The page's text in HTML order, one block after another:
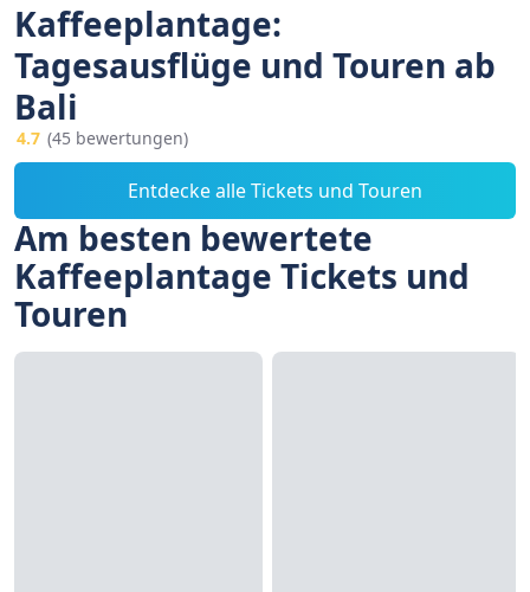
Kaffeeplantage:
Tagesausflüge und Touren ab
Bali
4.7 (45 bewertungen)
Entdecke alle Tickets und Touren
Am besten bewertete
Kaffeeplantage Tickets und
Touren